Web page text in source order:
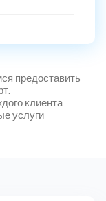
предоставить
клиента
услуги